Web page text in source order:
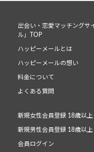
出会い・恋愛マッチングサ
ル」TOP
ハッピーメールとは
ハッピーメールの想い
料金について
よくある質問
新規女性会員登録 18歳以上
新規男性会員登録 18歳以上
会員ログイン